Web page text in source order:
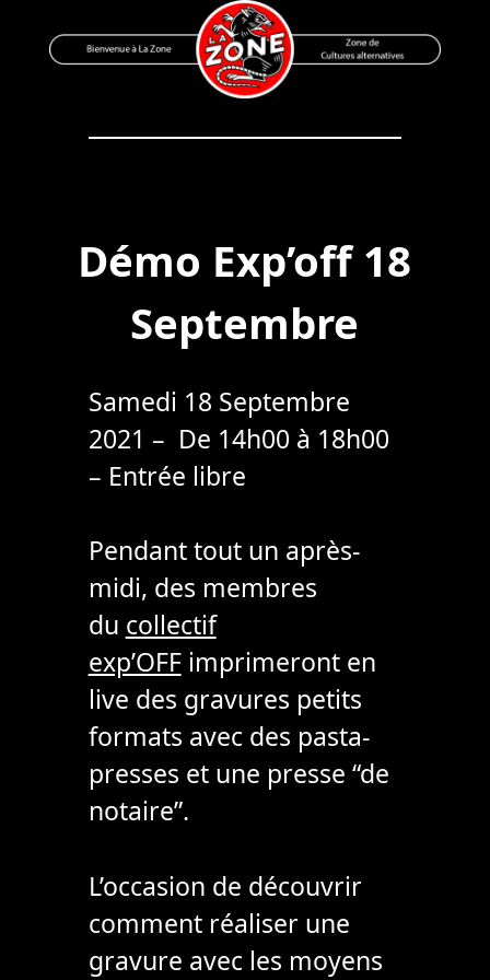
to
Bienvenue à La Zone
Zone de Cultures Alternatives
Démo Exp’off 18
Septembre
Samedi 18 Septembre
2021 – De 14h00 à 18h00
– Entrée libre
Pendant tout un après-
midi, des membres
du collectif
exp’OFFimprimeront en
live des gravures petits
formats avec des pasta-
presses et une presse “de
notaire”.
L’occasion de découvrir
comment réaliser une
gravure avec les moyens